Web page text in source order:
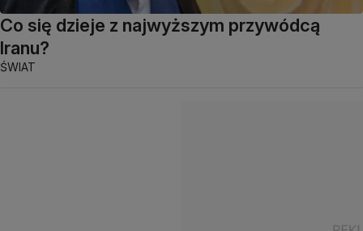
Co się dzieje z najwyższym przywódcą
Iranu?
ŚWIAT